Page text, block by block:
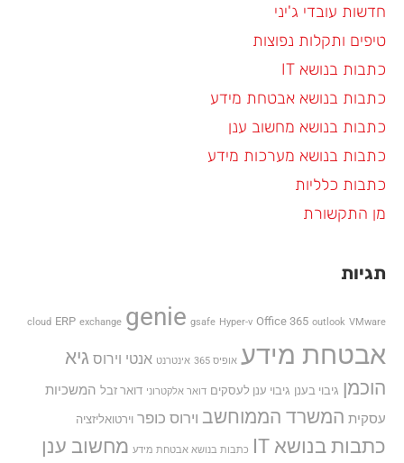
חדשות עובדי ג'יני
טיפים ותקלות נפוצות
כתבות בנושא IT
כתבות בנושא אבטחת מידע
כתבות בנושא מחשוב ענן
כתבות בנושא מערכות מידע
כתבות כלליות
מן התקשורת
תגיות
cloud ERP exchange genie gsafe Hyper-v Office 365 outlook VMware
אבטחת מידע אופיס 365 אינטרנט אנטי וירוס גיא
הוכמן גיבוי בענן גיבוי ענן לעסקים דואר אלקטרוני דואר זבל המשכיות
עסקית המשרד הממוחשב וירוס כופר וירטואליזציה
כתבות בנושא IT כתבות בנושא אבטחת מידע מחשוב ענן